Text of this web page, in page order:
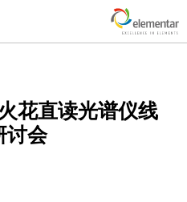
花直读光谱仪线
讨会